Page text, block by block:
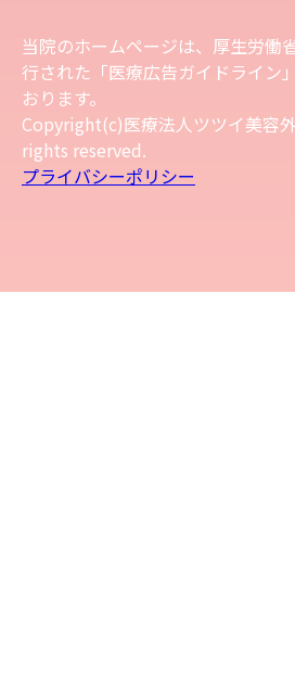
当院のホームページは、厚生労働
行された「医療広告ガイドライン
おります。
Copyright(c)医療法人ツツイ美容
rights reserved.
プライバシーポリシー